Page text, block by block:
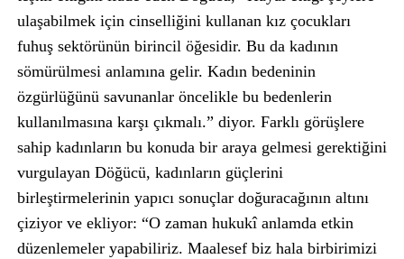
ulaşabilmek için cinselliğini kullanan kız çocukları
fuhuş sektörünün birincil öğesidir. Bu da kadının
sömürülmesi anlamına gelir. Kadın bedeninin
özgürlüğünü savunanlar öncelikle bu bedenlerin
kullanılmasına karşı çıkmalı.” diyor. Farklı görüşlere
sahip kadınların bu konuda bir araya gelmesi gerektiğini
vurgulayan Döğücü, kadınların güçlerini
birleştirmelerinin yapıcı sonuçlar doğuracağının altını
çiziyor ve ekliyor: “O zaman hukukî anlamda etkin
düzenlemeler yapabiliriz. Maalesef biz hala birbirimizi